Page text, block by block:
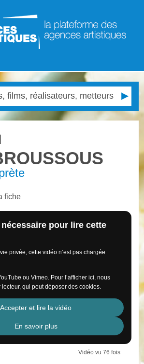
fiche
pour lire cette
privée, cette vidéo n’est pas chargée
ou Vimeo. Pour l’afficher ici, nous
qui peut déposer des cookies.
Accepter et lire la vidéo
En savoir plus
Vidéo vu 76 fois